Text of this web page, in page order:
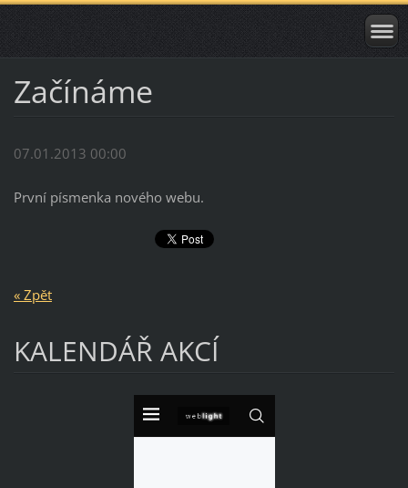
Začínáme
07.01.2013 00:00
První písmenka nového webu.
« Zpět
KALENDÁŘ AKCÍ